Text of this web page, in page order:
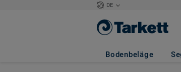
DE
Bodenbeläge
iD Tilt HIT